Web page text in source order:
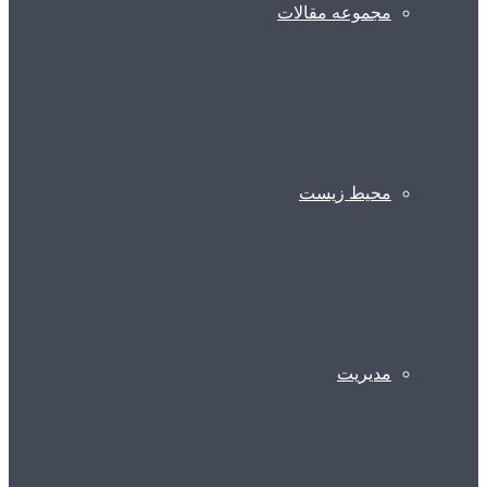
مجموعه مقالات
محیط زیست
مدیریت